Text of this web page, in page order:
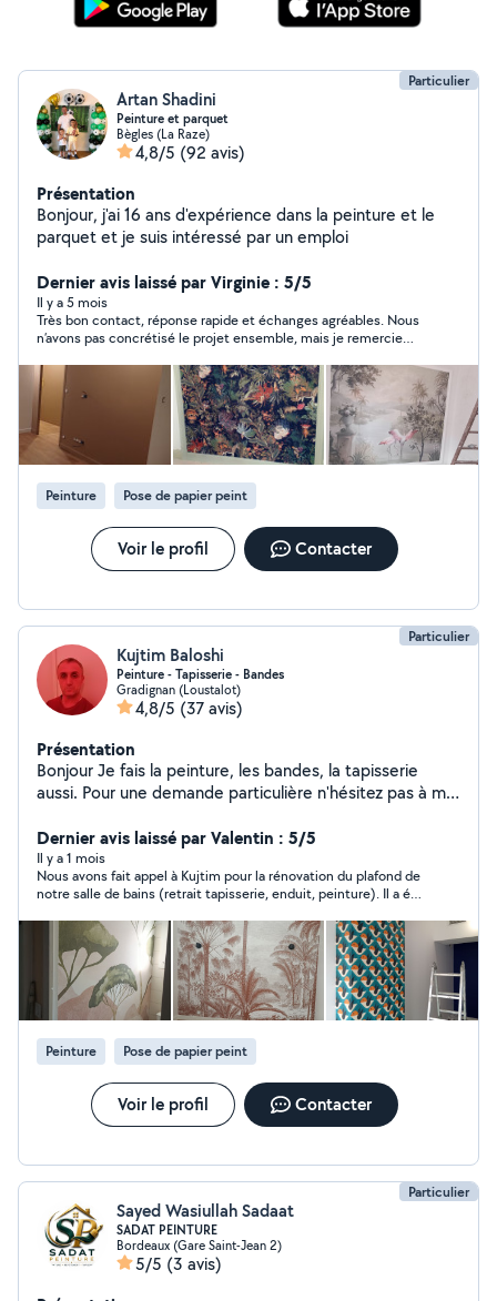
Particulier
Artan Shadini
Peinture et parquet
Bègles (La Raze)
4,8/5 (92 avis)
Présentation
Bonjour, j'ai 16 ans d'expérience dans la peinture et le
parquet et je suis intéressé par un emploi
Dernier avis laissé par Virginie : 5/5
Il y a 5 mois
Très bon contact, réponse rapide et échanges agréables. Nous
n’avons pas concrétisé le projet ensemble, mais je remercie
Peinture Pose de papier peint
Voir le profil Contacter
Particulier
Kujtim Baloshi
Peinture - Tapisserie - Bandes
Gradignan (Loustalot)
4,8/5 (37 avis)
Présentation
Bonjour Je fais la peinture, les bandes, la tapisserie
aussi. Pour une demande particulière n'hésitez pas à me
Dernier avis laissé par Valentin : 5/5
Il y a 1 mois
Nous avons fait appel à Kujtim pour la rénovation du plafond de
notre salle de bains (retrait tapisserie, enduit, peinture). Il a été
recommandons sans hésitation !
Peinture Pose de papier peint
Voir le profil Contacter
Particulier
Sayed Wasiullah Sadaat
SADAT PEINTURE
Bordeaux (Gare Saint-Jean 2)
5/5 (3 avis)